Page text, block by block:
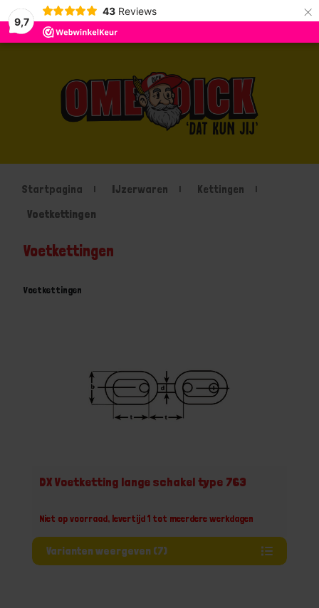
9,7
43 Reviews ×
Startpagina IJzerwaren
Kettingen
Voetkettingen
Voetkettingen
Voetkettingen
DX Voetketting lange schakel type 763
Niet op voorraad, levertijd 1 tot meerdere werkdagen
Varianten weergeven (7)